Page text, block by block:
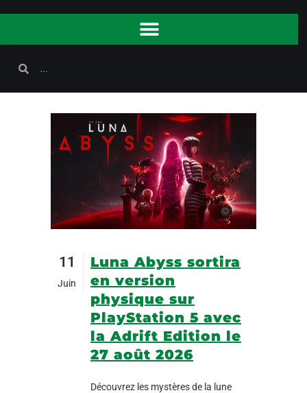
11
Juin
Luna Abyss sortira
en version
physique sur
PlayStation 5 avec
la Adrift Edition le
27 août 2026
Découvrez les mystères de la lune